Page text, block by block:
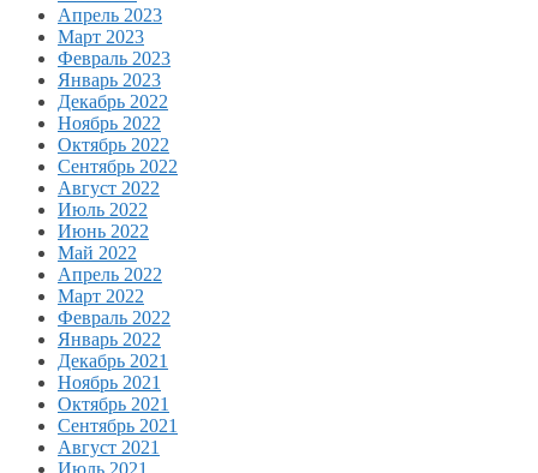
Апрель 2023
Март 2023
Февраль 2023
Январь 2023
Декабрь 2022
Ноябрь 2022
Октябрь 2022
Сентябрь 2022
Август 2022
Июль 2022
Июнь 2022
Май 2022
Апрель 2022
Март 2022
Февраль 2022
Январь 2022
Декабрь 2021
Ноябрь 2021
Октябрь 2021
Сентябрь 2021
Август 2021
Июль 2021